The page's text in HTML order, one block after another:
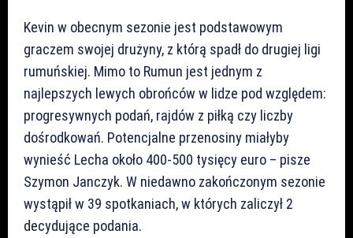
Kevin w obecnym sezonie jest podstawowym
graczem swojej drużyny, z którą spadł do drugiej ligi
rumuńskiej. Mimo to Rumun jest jednym z
najlepszych lewych obrońców w lidze pod względem:
progresywnych podań, rajdów z piłką czy liczby
dośrodkowań. Potencjalne przenosiny miałyby
wynieść Lecha około 400-500 tysięcy euro – pisze
Szymon Janczyk. W niedawno zakończonym sezonie
wystąpił w 39 spotkaniach, w których zaliczył 2
decydujące podania.